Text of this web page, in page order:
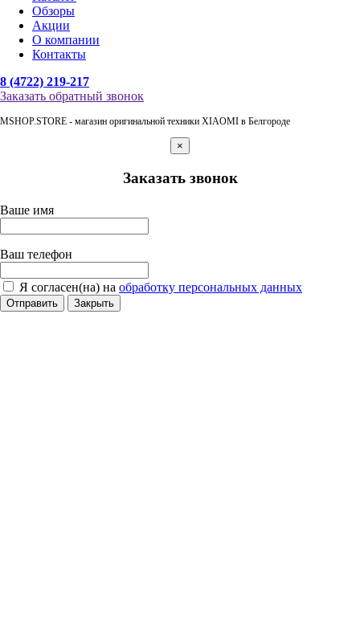
Обзоры
Акции
О компании
Контакты
8 (4722) 219-217
Заказать обратный звонок
MSHOP.STORE - магазин оригинальной техники XIAOMI в Белгороде
×
Заказать звонок
Ваше имя
Ваш телефон
Я согласен(на) на обработку персональных данных
Отправить Закрыть